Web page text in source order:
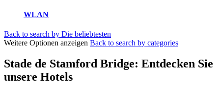
WLAN
Back to search by Die beliebtesten
Weitere Optionen anzeigen Back to search by categories
Stade de Stamford Bridge: Entdecken Sie
unsere Hotels